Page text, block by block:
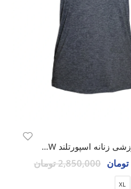
تی شرت ورزشی زنانه اسپورتلند SHIFT Force W
2,850,000 تومان
XL